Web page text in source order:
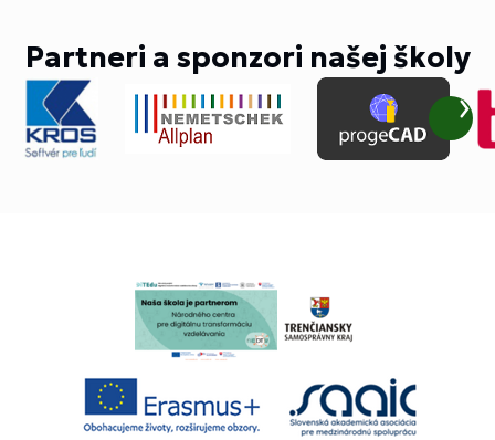
Partneri a sponzori našej školy